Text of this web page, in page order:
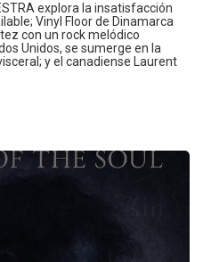
explora la insatisfacción
Vinyl Floor de Dinamarca
con un rock melódico
Unidos, se sumerge en la
y el canadiense Laurent